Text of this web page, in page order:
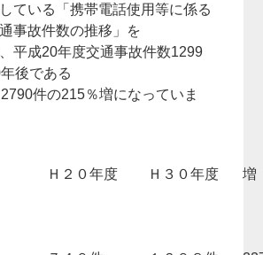
ている「携帯電話使用等に係る
事故件数の推移」を
平成20年度交通事故件数1299
後である
件の215％増になっていま
Ｈ２０年度 Ｈ３０年度